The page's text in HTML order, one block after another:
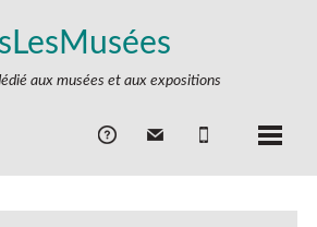
aux musées et aux expositions